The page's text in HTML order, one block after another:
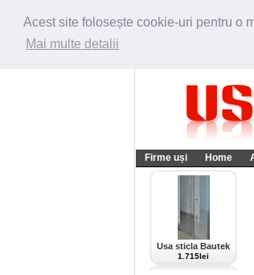
Acest site folosește cookie-uri pentru o
Mai multe detalii
Firme uși Home
Usa sticla Bautek
1.715lei